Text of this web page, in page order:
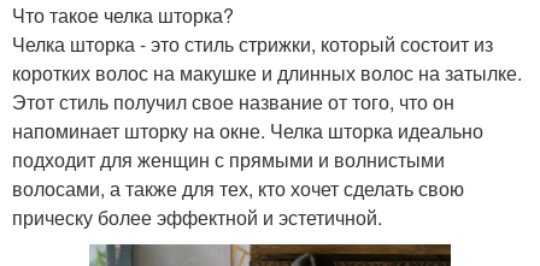
Что такое челка шторка?
Челка шторка - это стиль стрижки, который состоит из
коротких волос на макушке и длинных волос на затылке.
Этот стиль получил свое название от того, что он
напоминает шторку на окне. Челка шторка идеально
подходит для женщин с прямыми и волнистыми
волосами, а также для тех, кто хочет сделать свою
прическу более эффектной и эстетичной.